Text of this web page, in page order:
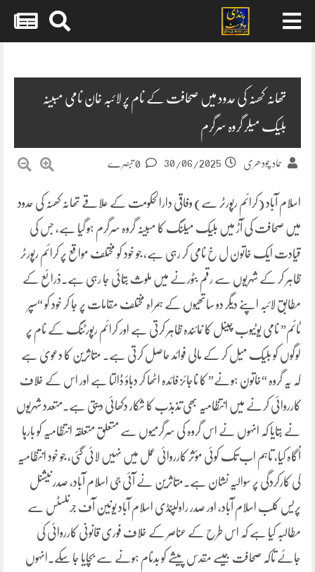
تھانہ کھنہ کی حدود میں صحافت کے نام پر لائبہ خان نامی مبینہ
بلیک میلر گروہ سرگرم
حماد چودھری 30/06/2025
اسلام آباد (کرائم رپورٹر سے) وفاقی دارالحکومت کے علاقے تھانہ کھنہ کی حدود
میں صحافت کی آڑ میں بلیک میلنگ کا مبینہ گروہ سرگرم ہو گیا ہے، جس کی
قیادت ایک خاتون ل خ نامی کر رہی ہے، جو خود کو مختلف مواقع پر کرائم رپورٹر
ظاہر کر کے شہریوں سے رقم بٹورنے میں ملوث بتائی جا رہی ہے۔ذرائع کے
مطابق لائبہ اپنے دیگر دو ساتھیوں کے ہمراہ مختلف مقامات پر جا کر خود کو “سپر
ٹائم” نامی یوٹیوب چینل کا نمائندہ ظاہر کرتی ہے اور کرائم رپورٹنگ کے نام پر
لوگوں کو بلیک میل کر کے مالی فوائد حاصل کرتی ہے۔ متاثرین کا دعویٰ ہے
کہ یہ گروہ “خاتون ہونے” کا ناجائز فائدہ اٹھا کر دباؤ ڈالتا ہے اور اس کے خلاف
کارروائی کرنے میں انتظامیہ بھی تذبذب کا شکار دکھائی دیتی ہے۔متعدد شہریوں
نے بتایا کہ انہوں نے اس گروہ کی سرگرمیوں سے متعلق متعلقہ انتظامیہ کو بارہا
آگاہ کیا، تاہم اب تک کوئی مؤثر کارروائی عمل میں نہیں لائی گئی، جو خود انتظامیہ
کی کارکردگی پر سوالیہ نشان ہے۔متاثرین نے آئی جی اسلام آباد، صدر نیشنل
پریس کلب اسلام آباد، اور صدر راولپنڈی اسلام آباد یونین آف جرنلسٹس سے
مطالبہ کیا ہے کہ اس طرح کے عناصر کے خلاف فوری قانونی کارروائی کی
جائے تاکہ صحافت جیسے مقدس پیشے کو بدنام ہونے سے بچایا جا سکے۔انہوں